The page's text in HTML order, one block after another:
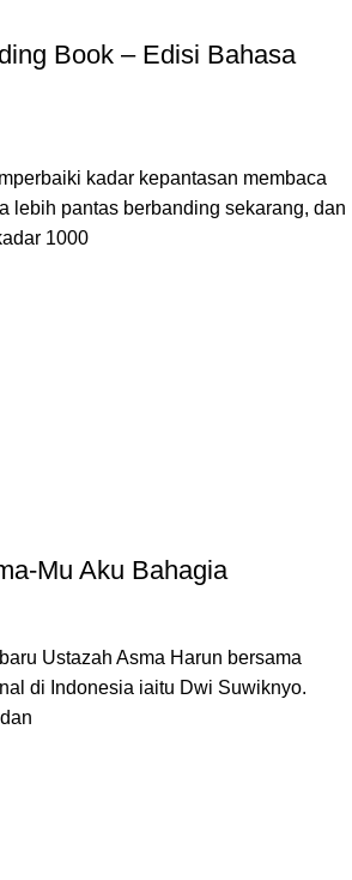
Book – Edisi Bahasa
kadar kepantasan membaca
lebih pantas berbanding sekarang, dan
1000
Mu Aku Bahagia
Ustazah Asma Harun bersama
di Indonesia iaitu Dwi Suwiknyo.